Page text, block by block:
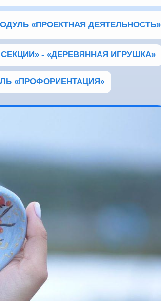
«ПРОЕКТНАЯ ДЕЯТЕЛЬНОСТЬ»
- «ДЕРЕВЯННАЯ ИГРУШКА»
«ПРОФОРИЕНТАЦИЯ»